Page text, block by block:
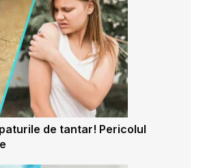
de tantar! Pericolul